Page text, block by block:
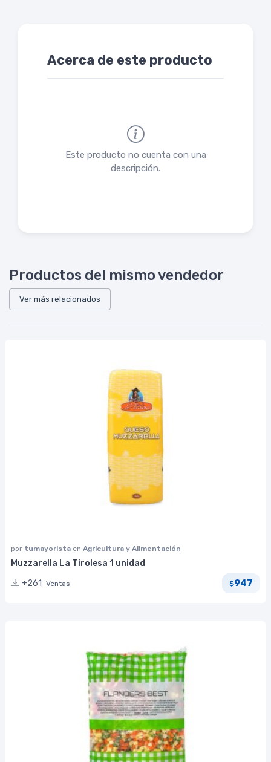
Acerca de este producto
Este producto no cuenta con una
descripción.
Productos del mismo vendedor
Ver más relacionados
por tumayorista en Agricultura y Alimentación
Muzzarella La Tirolesa 1 unidad
+261
Ventas $947